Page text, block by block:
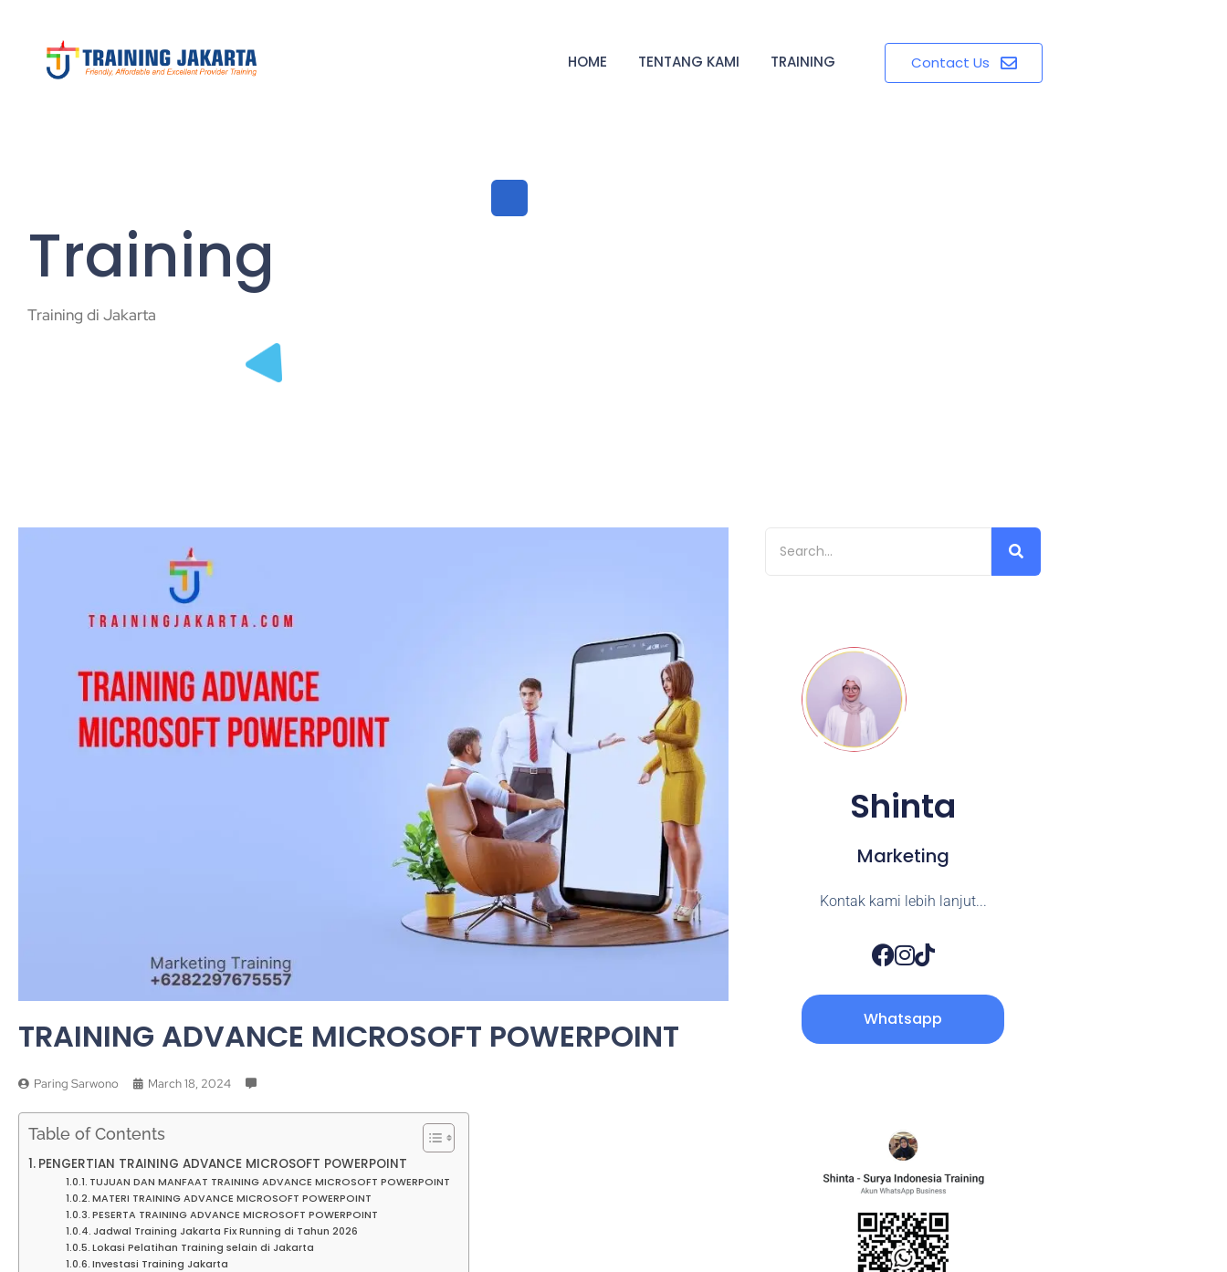
HOME TENTANG KAMI TRAINING Contact Us
Training
Training di Jakarta
TRAINING ADVANCE MICROSOFT POWERPOINT
Paring Sarwono March 18, 2024
Table of Contents
PENGERTIAN TRAINING ADVANCE MICROSOFT POWERPOINT
TUJUAN DAN MANFAAT TRAINING ADVANCE MICROSOFT POWERPOINT
MATERI TRAINING ADVANCE MICROSOFT POWERPOINT
PESERTA TRAINING ADVANCE MICROSOFT POWERPOINT
Jadwal Training Jakarta Fix Running di Tahun 2026
Lokasi Pelatihan Training selain di Jakarta
Investasi Training Jakarta
Shinta
Marketing
Kontak kami lebih lanjut...
Whatsapp